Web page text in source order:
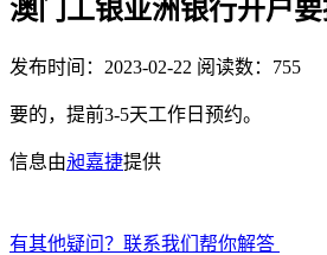
澳门工银亚洲银行开户要
发布时间：2023-02-22 阅读数：755
要的，提前3-5天工作日预约。
信息由昶嘉捷提供
有其他疑问？联系我们帮你解答